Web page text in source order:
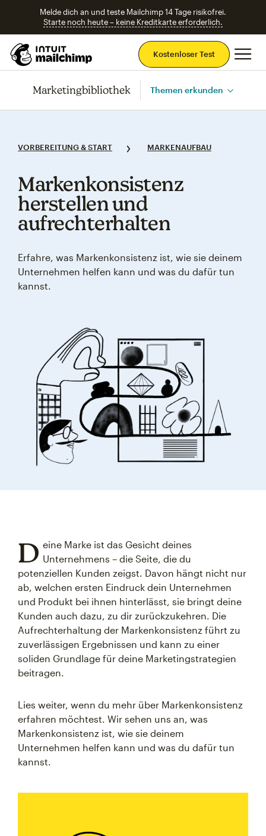
Melde dich an und teste Mailchimp 14 Tage risikofrei.
Starte noch heute – keine Kreditkarte erforderlich.
Kostenloser Test
Marketingbibliothek Themen erkunden
VORBEREITUNG & START MARKENAUFBAU
Markenkonsistenz
herstellen und
aufrechterhalten
Erfahre, was Markenkonsistenz ist, wie sie deinem
Unternehmen helfen kann und was du dafür tun
kannst.
D eine Marke ist das Gesicht deines
Unternehmens – die Seite, die du
potenziellen Kunden zeigst. Davon hängt nicht nur
ab, welchen ersten Eindruck dein Unternehmen
und Produkt bei ihnen hinterlässt, sie bringt deine
Kunden auch dazu, zu dir zurückzukehren. Die
Aufrechterhaltung der Markenkonsistenz führt zu
zuverlässigen Ergebnissen und kann zu einer
soliden Grundlage für deine Marketingstrategien
beitragen.
Lies weiter, wenn du mehr über Markenkonsistenz
erfahren möchtest. Wir sehen uns an, was
Markenkonsistenz ist, wie sie deinem
Unternehmen helfen kann und was du dafür tun
kannst.